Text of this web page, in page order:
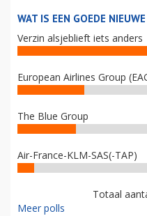
WAT IS EEN GOEDE
Verzin alsjeblieft iets anders
European Airlines Group
The Blue Group
Air-France-KLM-SAS(-TAP)
Totaal
Meer polls